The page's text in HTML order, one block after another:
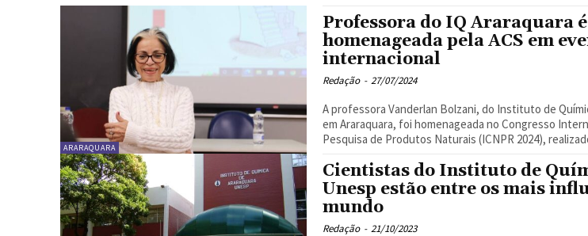
ARARAQUARA
Professora do IQ Araraquara é
homenageada pela ACS em
internacional
Redação - 27/07/2024
A professora Vanderlan Bolzani, do Instituto de
em Araraquara, foi homenageada no Congresso
Pesquisa de Produtos Naturais (ICNPR 2024),
Cientistas do Instituto de
Unesp estão entre os mais
mundo
Redação - 21/10/2023